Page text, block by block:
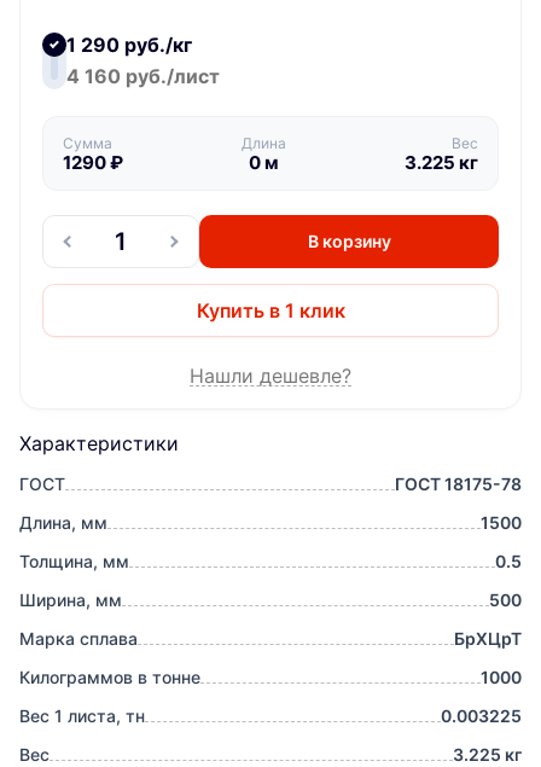
Характеристики
ГОСТ
ГОСТ 18175-78
Длина, мм
1500
Толщина, мм
0.5
Ширина, мм
500
Марка сплава
БрХЦрТ
Килограммов в тонне
1000
Вес 1 листа, тн
0.003225
Вес
3.225 кг
1 290 руб./кг
4 160 руб./лист
Сумма
1290₽
Длина
0м
Вес
3.225 кг
В корзину
Купить в 1 клик
Нашли дешевле?